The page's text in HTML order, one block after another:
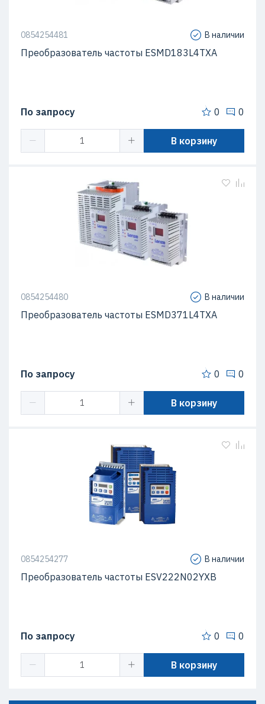
0854254481 В наличии
Преобразователь частоты ESMD183L4TXA
По запросу 0 0
В корзину
0854254480 В наличии
Преобразователь частоты ESMD371L4TXA
По запросу 0 0
В корзину
0854254277 В наличии
Преобразователь частоты ESV222N02YXB
По запросу 0 0
В корзину